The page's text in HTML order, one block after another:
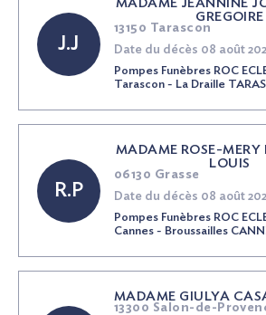
J.J
MADAME JEANNINE
GREGOIRE
13150 Tarascon
Date du décès 08 août
Pompes Funèbres ROC
Tarascon - La Draille
R.P
MADAME ROSE-MERY
LOUIS
06130 Grasse
Date du décès 08 août
Pompes Funèbres ROC
Cannes - Broussailles
MADAME GIULYA
13300 Salon-de-